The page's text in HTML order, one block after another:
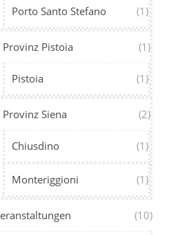
Porto Santo Stefano (1)
Provinz Pistoia (1)
Pistoia (1)
Provinz Siena (2)
Chiusdino (1)
Monteriggioni (1)
(10)